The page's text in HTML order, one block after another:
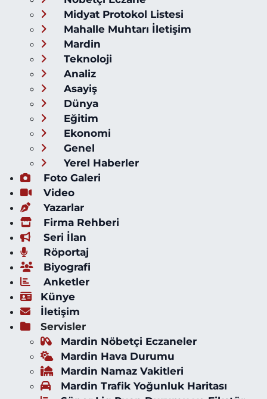
Midyat Protokol Listesi
Mahalle Muhtarı İletişim
Mardin
Teknoloji
Analiz
Asayiş
Dünya
Eğitim
Ekonomi
Genel
Yerel Haberler
Foto Galeri
Video
Yazarlar
Firma Rehberi
Seri İlan
Röportaj
Biyografi
Anketler
Künye
İletişim
Servisler
Mardin Nöbetçi Eczaneler
Mardin Hava Durumu
Mardin Namaz Vakitleri
Mardin Trafik Yoğunluk Haritası